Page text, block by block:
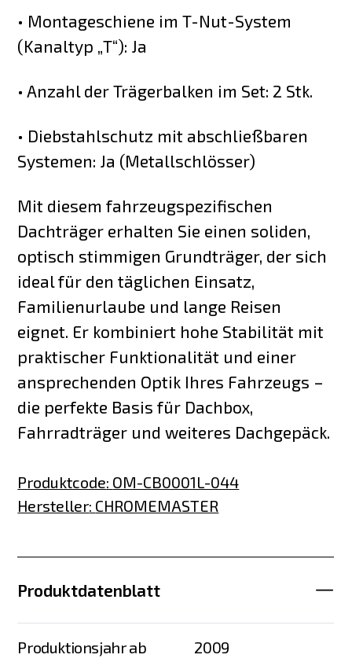
• Montageschiene im T-Nut-System
(Kanaltyp „T“): Ja
• Anzahl der Trägerbalken im Set: 2 Stk.
• Diebstahlschutz mit abschließbaren
Systemen: Ja (Metallschlösser)
Mit diesem fahrzeugspezifischen
Dachträger erhalten Sie einen soliden,
optisch stimmigen Grundträger, der sich
ideal für den täglichen Einsatz,
Familienurlaube und lange Reisen
eignet. Er kombiniert hohe Stabilität mit
praktischer Funktionalität und einer
ansprechenden Optik Ihres Fahrzeugs –
die perfekte Basis für Dachbox,
Fahrradträger und weiteres Dachgepäck.
Produktcode: OM-CB0001L-044
Hersteller: CHROMEMASTER
Produktdatenblatt
Produktionsjahr ab 2009